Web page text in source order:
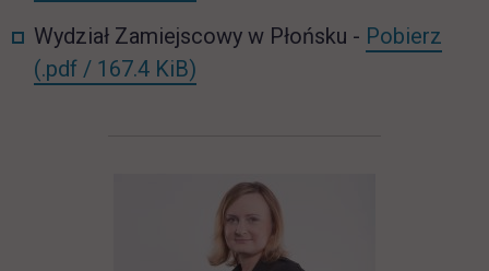
Wydział Zamiejscowy w Płońsku - Pobierz
(.pdf / 167.4 KiB)